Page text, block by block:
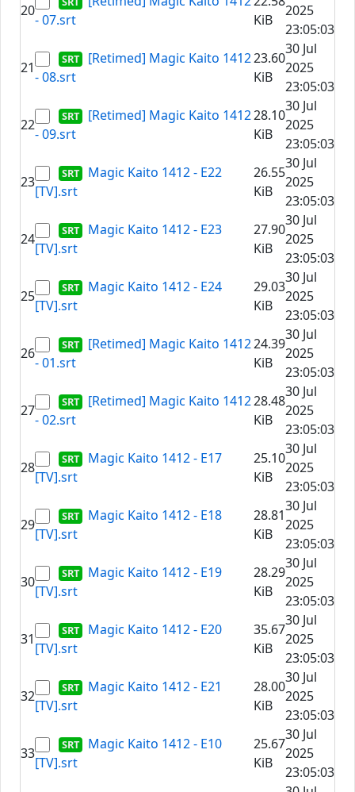
20
- 07.srt
KiB
2025
23:05:03
21
[Retimed] Magic Kaito 1412
- 08.srt
23.60
KiB
30 Jul
2025
23:05:03
22
[Retimed] Magic Kaito 1412
- 09.srt
28.10
KiB
30 Jul
2025
23:05:03
23
Magic Kaito 1412 - E22
[TV].srt
26.55
KiB
30 Jul
2025
23:05:03
24
Magic Kaito 1412 - E23
[TV].srt
27.90
KiB
30 Jul
2025
23:05:03
25
Magic Kaito 1412 - E24
[TV].srt
29.03
KiB
30 Jul
2025
23:05:03
26
[Retimed] Magic Kaito 1412
- 01.srt
24.39
KiB
30 Jul
2025
23:05:03
27
[Retimed] Magic Kaito 1412
- 02.srt
28.48
KiB
30 Jul
2025
23:05:03
28
Magic Kaito 1412 - E17
[TV].srt
25.10
KiB
30 Jul
2025
23:05:03
29
Magic Kaito 1412 - E18
[TV].srt
28.81
KiB
30 Jul
2025
23:05:03
30
Magic Kaito 1412 - E19
[TV].srt
28.29
KiB
30 Jul
2025
23:05:03
31
Magic Kaito 1412 - E20
[TV].srt
35.67
KiB
30 Jul
2025
23:05:03
32
Magic Kaito 1412 - E21
[TV].srt
28.00
KiB
30 Jul
2025
23:05:03
33
Magic Kaito 1412 - E10
[TV].srt
25.67
KiB
30 Jul
2025
23:05:03